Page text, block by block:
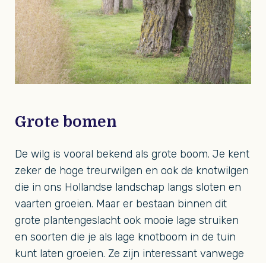
Grote bomen
De wilg is vooral bekend als grote boom. Je kent
zeker de hoge treurwilgen en ook de knotwilgen
die in ons Hollandse landschap langs sloten en
vaarten groeien. Maar er bestaan binnen dit
grote plantengeslacht ook mooie lage struiken
en soorten die je als lage knotboom in de tuin
kunt laten groeien. Ze zijn interessant vanwege